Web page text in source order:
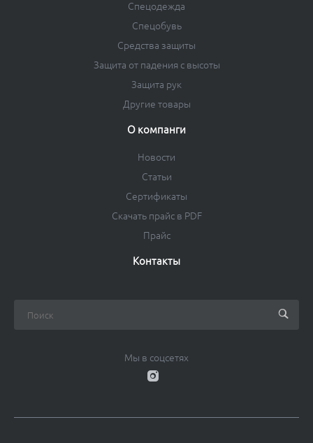
Спецодежда
Спецобувь
Средства защиты
Защита от падения с высоты
Защита рук
Другие товары
О компанги
Новости
Статьи
Сертификаты
Скачать прайс в PDF
Прайс
Контакты
Мы в соцсетях